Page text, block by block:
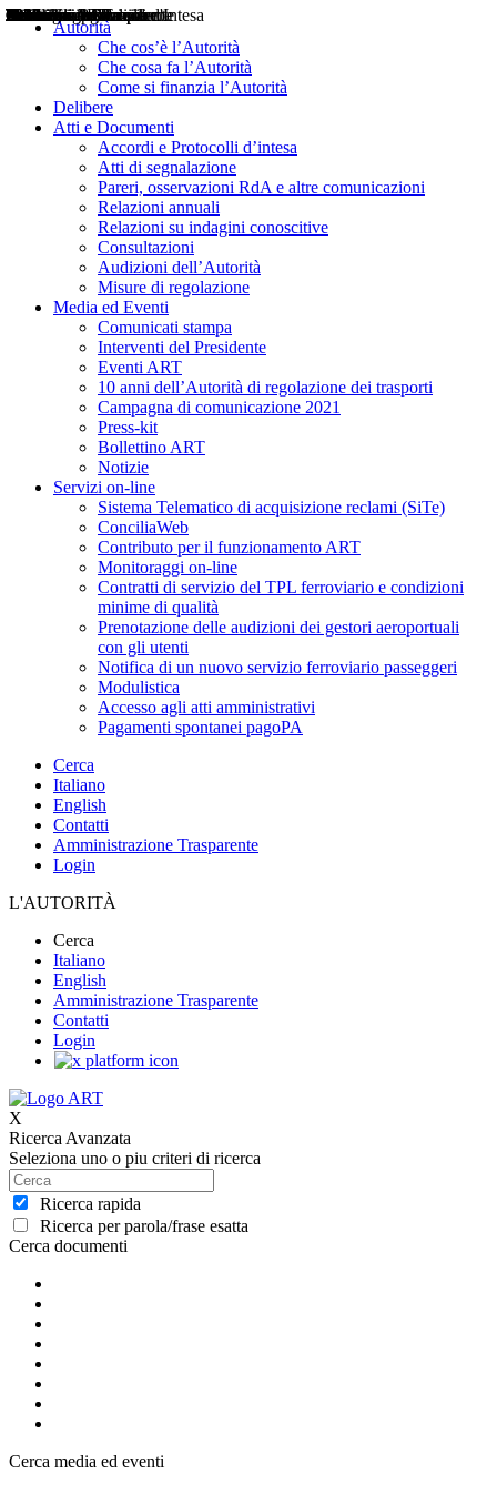
Autorità
Che cos’è l’Autorità
Che cosa fa l’Autorità
Come si finanzia l’Autorità
Delibere
Atti e Documenti
Accordi e Protocolli d’intesa
Atti di segnalazione
Pareri, osservazioni RdA e altre comunicazioni
Relazioni annuali
Relazioni su indagini conoscitive
Consultazioni
Audizioni dell’Autorità
Misure di regolazione
Media ed Eventi
Comunicati stampa
Interventi del Presidente
Eventi ART
10 anni dell’Autorità di regolazione dei trasporti
Campagna di comunicazione 2021
Press-kit
Bollettino ART
Notizie
Servizi on-line
Sistema Telematico di acquisizione reclami (SiTe)
ConciliaWeb
Contributo per il funzionamento ART
Monitoraggi on-line
Contratti di servizio del TPL ferroviario e condizioni
minime di qualità
Prenotazione delle audizioni dei gestori aeroportuali
con gli utenti
Notifica di un nuovo servizio ferroviario passeggeri
Modulistica
Accesso agli atti amministrativi
Pagamenti spontanei pagoPA
Cerca
Italiano
English
Contatti
Amministrazione Trasparente
Login
L'AUTORITÀ
Cerca
Italiano
English
Amministrazione Trasparente
Contatti
Login
X
Ricerca Avanzata
Seleziona uno o piu criteri di ricerca
Ricerca rapida
Ricerca per parola/frase esatta
Cerca documenti
Delibere
Pareri
Consultazioni
Audizioni
Atti di Segnalazione
Accordi e Protocolli d'Intesa
Relazioni annuali
Misure di regolazione
Cerca media ed eventi
Notizie
Comunicati Stampa
Bollettini ART
Convegni ART
Interviste del Presidente
Articoli in primo piano
Interventi del Presidente
2004
2005
2010
2013
2014
2015
2016
2017
2018
2019
202
2020
2021
2022
2023
2024
2025
2026
Aereo
Marittimo
Terrestre